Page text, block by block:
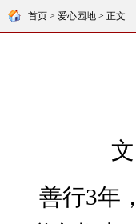
首页 > 爱心园地 > 正文
文|
善行3年